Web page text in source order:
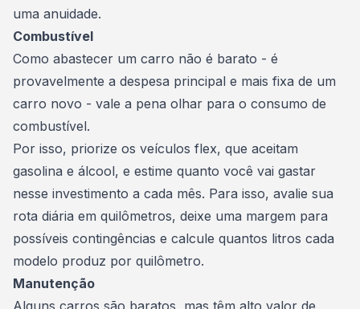
uma anuidade.
Combustível
Como abastecer um carro não é barato - é
provavelmente a despesa principal e mais fixa de um
carro novo - vale a pena olhar para o consumo de
combustível.
Por isso, priorize os veículos flex, que aceitam
gasolina e álcool, e estime quanto você vai gastar
nesse investimento a cada mês. Para isso, avalie sua
rota diária em quilômetros, deixe uma margem para
possíveis contingências e calcule quantos litros cada
modelo produz por quilômetro.
Manutenção
Alguns carros são baratos, mas têm alto valor de